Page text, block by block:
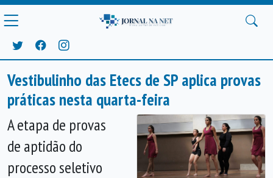
Vestibulinho das Etecs de SP aplica provas
práticas nesta quarta-feira
A etapa de provas
de aptidão do
processo seletivo